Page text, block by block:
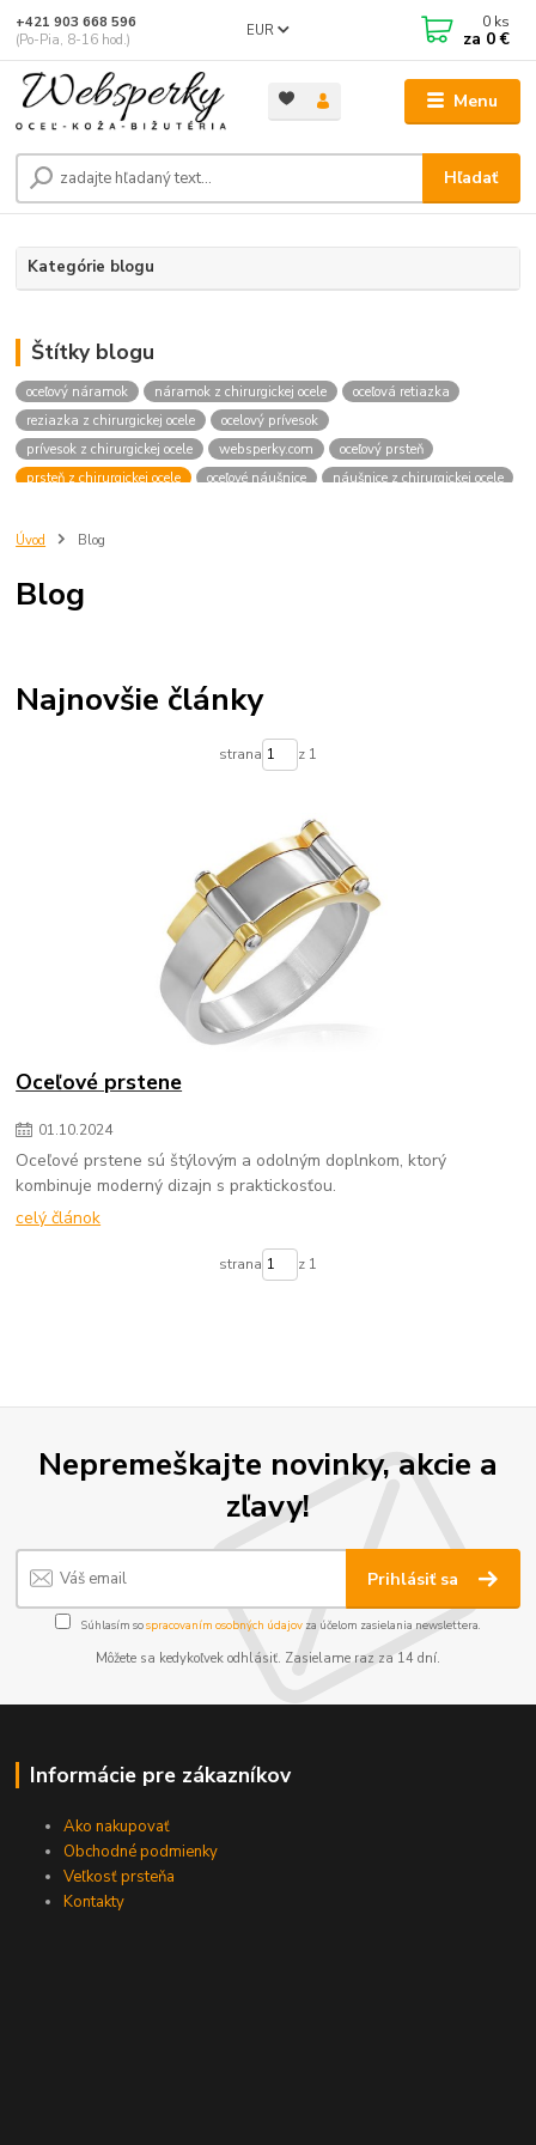
Menu
EUR
Hľadať
+421 903 668 596
(Po-Pia, 8-16 hod.)
0 ks
za 0 €
Kategórie blogu
Štítky blogu
oceľový náramok náramok z chirurgickej ocele
oceľová retiazka
reziazka z chirurgickej ocele
ocelový prívesok
prívesok z chirurgickej ocele
websperky.com
oceľový prsteň
prsteň z chirurgickej ocele
oceľové náušnice náušnice z chirurgickej ocele
Úvod Blog
Blog
Najnovšie články
strana z 1
Oceľové prstene
01.10.2024
Oceľové prstene sú štýlovým a odolným doplnkom, ktorý
kombinuje moderný dizajn s praktickosťou.
celý článok
strana z 1
Nepremeškajte novinky, akcie a
zľavy!
Prihlásiť sa
Súhlasím sospracovaním osobných údajov za účelom zasielania newslettera.
Môžete sa kedykoľvek odhlásiť. Zasielame raz za 14 dní.
Informácie pre zákazníkov
Ako nakupovať
Obchodné podmienky
Veľkosť prsteňa
Kontakty